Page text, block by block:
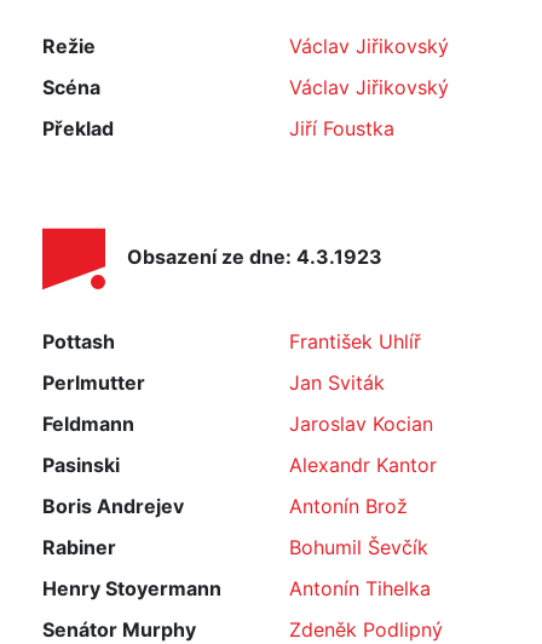
Režie
Václav Jiřikovský
Scéna
Václav Jiřikovský
Překlad
Jiří Foustka
Obsazení ze dne: 4.3.1923
Pottash
František Uhlíř
Perlmutter
Jan Sviták
Feldmann
Jaroslav Kocian
Pasinski
Alexandr Kantor
Boris Andrejev
Antonín Brož
Rabiner
Bohumil Ševčík
Henry Stoyermann
Antonín Tihelka
Senátor Murphy
Zdeněk Podlipný